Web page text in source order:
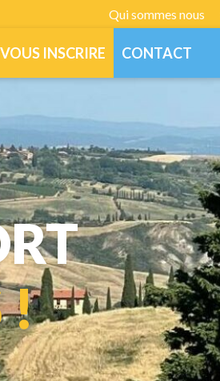
Qui sommes nous
VOUS INSCRIRE CONTACT
!